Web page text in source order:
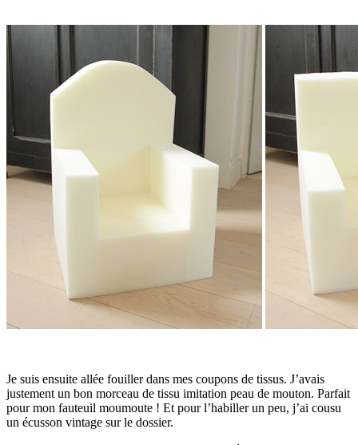
Je suis ensuite allée fouiller dans mes coupons de tissus. J’avais
justement un bon morceau de tissu imitation peau de mouton. Parfait
pour mon fauteuil moumoute ! Et pour l’habiller un peu, j’ai cousu
un écusson vintage sur le dossier.